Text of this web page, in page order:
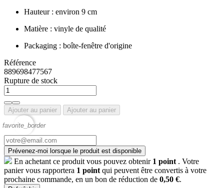
Hauteur : environ 9 cm
Matière : vinyle de qualité
Packaging : boîte-fenêtre d'origine
Référence
889698477567
Rupture de stock
Ajouter au panier Ajouter au panier
favorite_border
Prévenez-moi lorsque le produit est disponible
En achetant ce produit vous pouvez obtenir 1 point . Votre
panier vous rapportera 1 point qui peuvent être convertis à votre
prochaine commande, en un bon de réduction de 0,50 €.